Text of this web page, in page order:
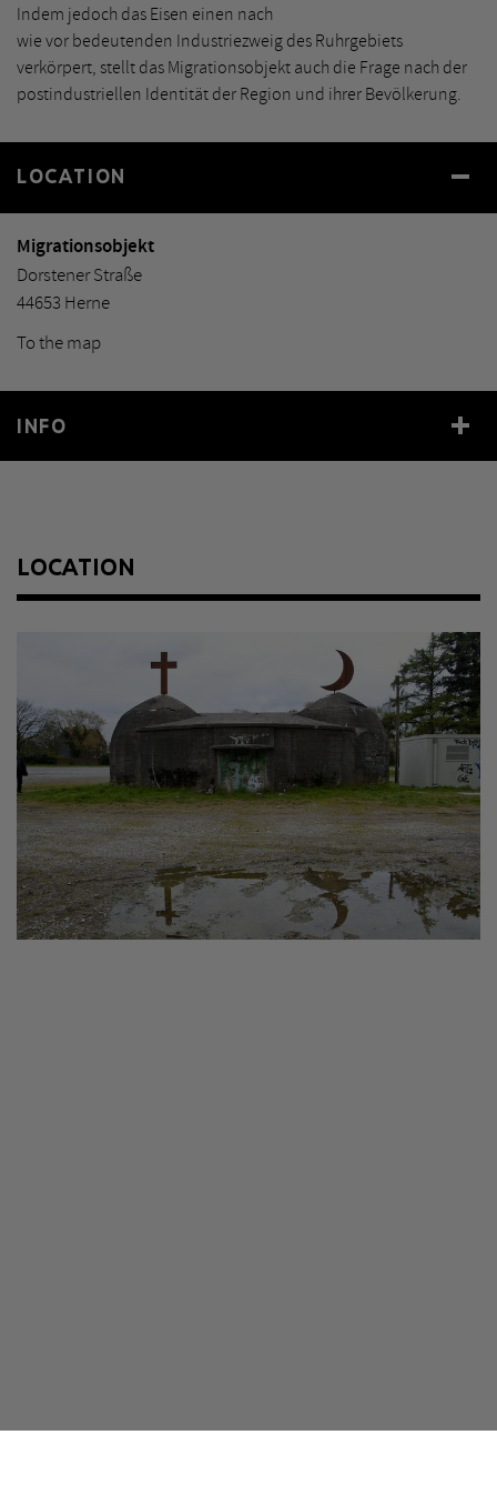
Indem jedoch das Eisen einen nach
wie vor bedeutenden Industriezweig des Ruhrgebiets
verkörpert, stellt das Migrationsobjekt auch die Frage nach der
postindustriellen Identität der Region und ihrer Bevölkerung.
LOCATION
Migrationsobjekt
Dorstener Straße
44653 Herne
To the map
INFO
LOCATION